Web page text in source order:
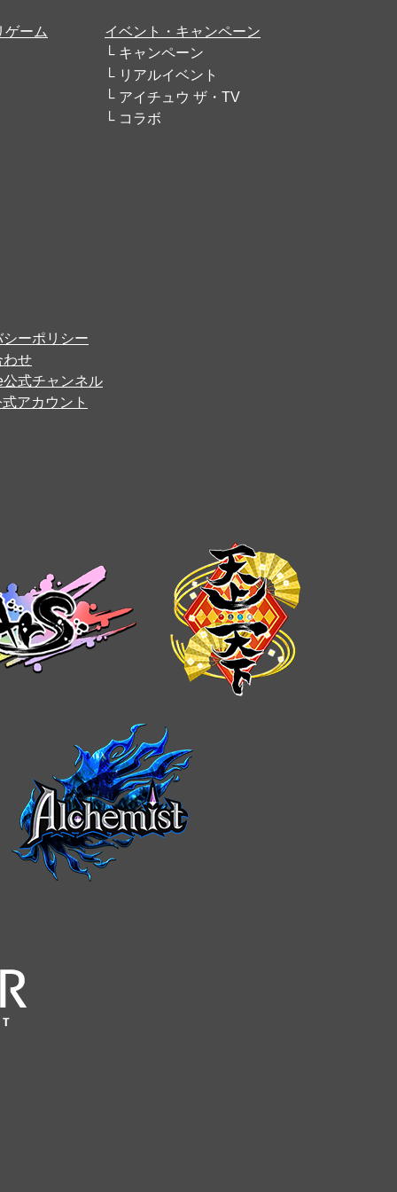
ゲーム
イベント・キャンペーン
キャンペーン
リアルイベント
アイチュウ ザ・TV
コラボ
シーポリシー
わせ
公式チャンネル
アカウント